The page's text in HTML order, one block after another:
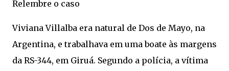
Relembre o caso
Viviana Villalba era natural de Dos de Mayo, na
Argentina, e trabalhava em uma boate às margens
da RS-344, em Giruá. Segundo a polícia, a vítima